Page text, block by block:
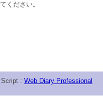
ください。
Script : Web Diary Professional